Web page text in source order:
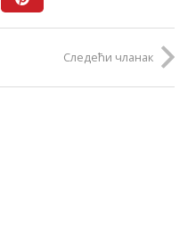
Следећи чланак